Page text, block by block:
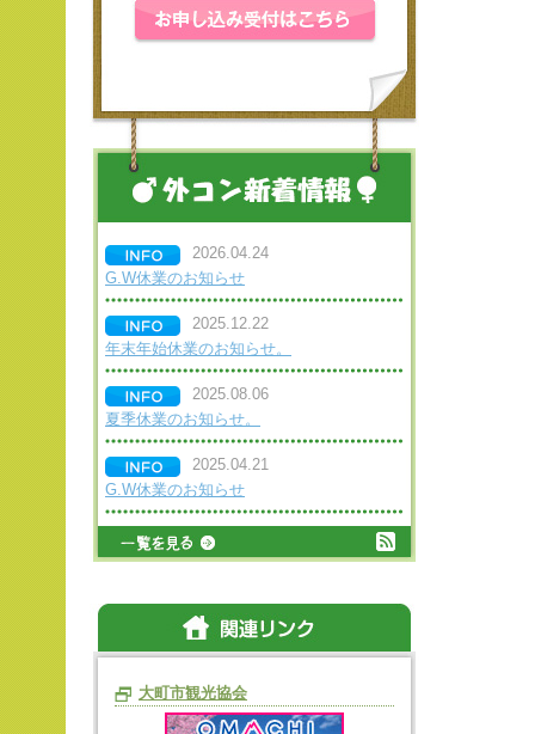
2026.04.24
G.W休業のお知らせ
2025.12.22
年末年始休業のお知らせ。
2025.08.06
夏季休業のお知らせ。
2025.04.21
G.W休業のお知らせ
大町市観光協会